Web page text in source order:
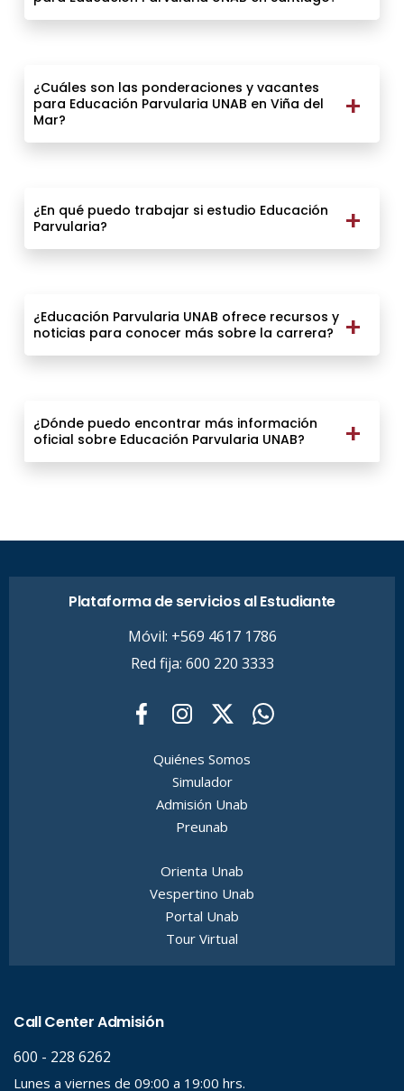
¿Cuáles son las ponderaciones y vacantes
para Educación Parvularia UNAB en Viña del
Mar?
¿En qué puedo trabajar si estudio Educación
Parvularia?
¿Educación Parvularia UNAB ofrece recursos y
noticias para conocer más sobre la carrera?
¿Dónde puedo encontrar más información
oficial sobre Educación Parvularia UNAB?